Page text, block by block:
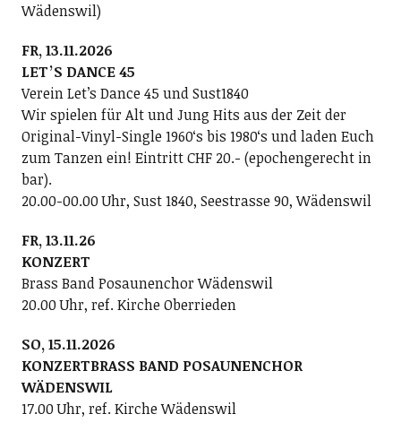
Wädenswil)
FR, 13.11.2026
LETʼS DANCE 45
Verein Letʼs Dance 45 und Sust1840
Wir spielen für Alt und Jung Hits aus der Zeit der
Original-Vinyl-Single 1960ʻs bis 1980ʻs und laden Euch
zum Tanzen ein! Eintritt CHF 20.- (epochengerecht in
bar).
20.00-00.00 Uhr, Sust 1840, Seestrasse 90, Wädenswil
FR, 13.11.26
KONZERT
Brass Band Posaunenchor Wädenswil
20.00 Uhr, ref. Kirche Oberrieden
SO, 15.11.2026
KONZERTBRASS BAND POSAUNENCHOR
WÄDENSWIL
17.00 Uhr, ref. Kirche Wädenswil